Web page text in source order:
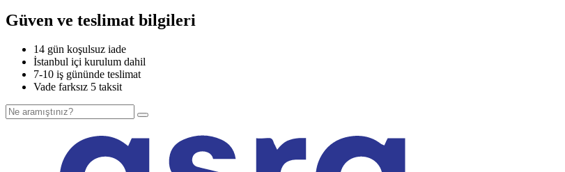
Güven ve teslimat bilgileri
14 gün koşulsuz iade
İstanbul içi kurulum dahil
7-10 iş gününde teslimat
Vade farksız 5 taksit